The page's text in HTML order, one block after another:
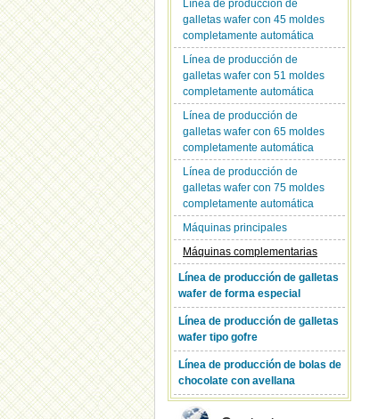
Línea de producción de
galletas wafer con 45 moldes
completamente automática
Línea de producción de
galletas wafer con 51 moldes
completamente automática
Línea de producción de
galletas wafer con 65 moldes
completamente automática
Línea de producción de
galletas wafer con 75 moldes
completamente automática
Máquinas principales
Máquinas complementarias
Línea de producción de galletas
wafer de forma especial
Línea de producción de galletas
wafer tipo gofre
Línea de producción de bolas de
chocolate con avellana